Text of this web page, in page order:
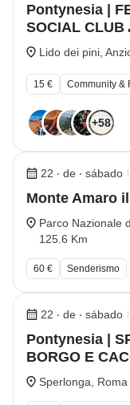
Pontynesia |
SOCIAL CLUB
Lido dei pini,
15 € Community &
+58
22 ‧ de ‧ sábado
Monte Amaro
Parco Nazionale
125.6 Km
60 € Senderismo
22 ‧ de ‧ sábado
Pontynesia |
BORGO E
Sperlonga, Roma